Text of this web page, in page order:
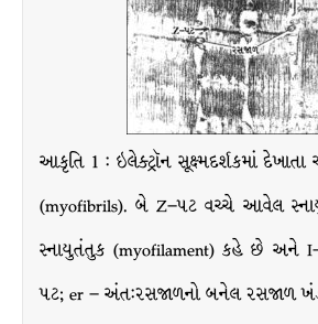
આકૃતિ 1 : ઇલેક્ટ્રૉન સૂક્ષ્મદર્શકમાં દેખાતા
(myofibrils). બે Z–પટ વચ્ચે આવેલ
સ્નાયુતંતુક (myofilament) કહે છે અને
પટ; er – અંત:રસજાળનો બનેલ રસજાળ